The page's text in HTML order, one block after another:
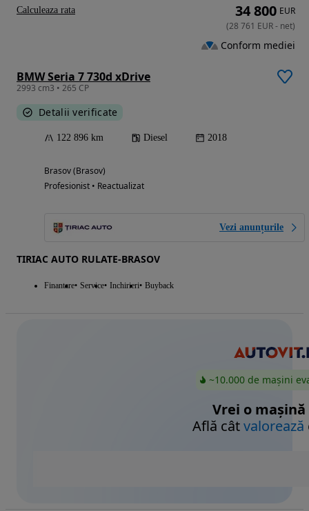
BMW Seria 7 730d xDrive
2993 cm3 • 265 CP
Detalii verificate
122 896 km Diesel 2018
Brasov (Brasov)
Profesionist • Reactualizat
Vezi anunțurile
TIRIAC AUTO RULATE-BRASOV
Finantare Service Inchirieri Buyback
34 800 EUR
(28 761 EUR- net)
Conform mediei
Calculeaza rata
~10.000 de mașini
Vrei o mașină
Află câtvalorează